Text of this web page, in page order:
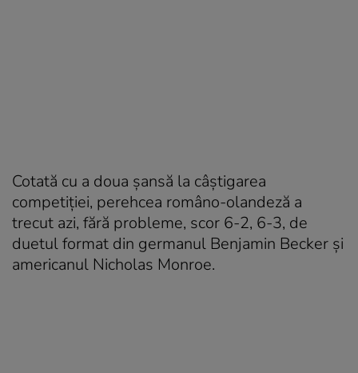
Cotată cu a doua șansă la câștigarea
competiției, perehcea româno-olandeză a
trecut azi, fără probleme, scor 6-2, 6-3, de
duetul format din germanul Benjamin Becker și
americanul Nicholas Monroe.